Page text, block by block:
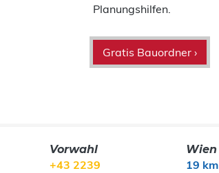
Planungshilfen.
Gratis Bauordner ›
Vorwahl
+43 2239
Wien
19 km